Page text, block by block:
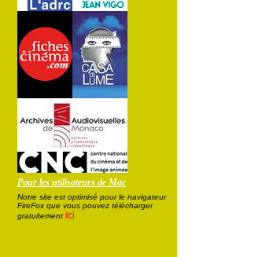
Pour les utilisateurs de Mac
Notre site est optimisé pour le navigateur
FireFox que vous pouvez télécharger
gratuitement ici